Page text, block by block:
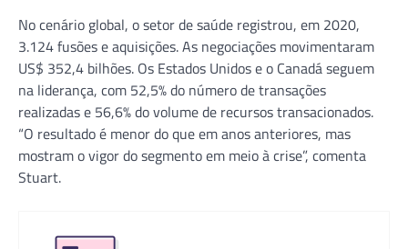
No cenário global, o setor de saúde registrou, em 2020,
3.124 fusões e aquisições. As negociações movimentaram
US$ 352,4 bilhões. Os Estados Unidos e o Canadá seguem
na liderança, com 52,5% do número de transações
realizadas e 56,6% do volume de recursos transacionados.
“O resultado é menor do que em anos anteriores, mas
mostram o vigor do segmento em meio à crise”, comenta
Stuart.